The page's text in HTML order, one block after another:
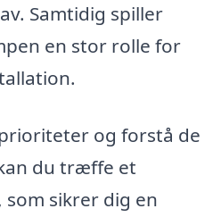
Samtidig spiller
en stor rolle for
og forstå de
du træffe et
sikrer dig en